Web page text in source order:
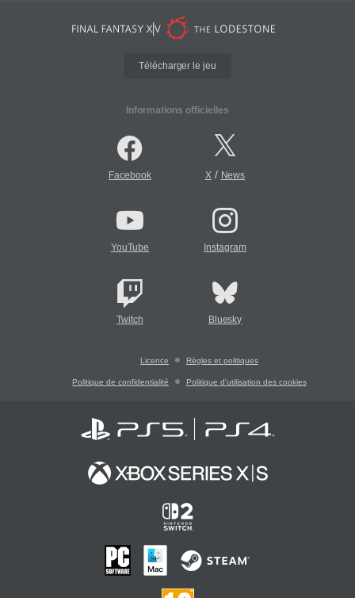
Télécharger le jeu
Informations officielles
Facebook X/ News
YouTube Instagram
Twitch Bluesky
Licence Règles et politiques
Politique de confidentialité Politique d'utilisation des cookies